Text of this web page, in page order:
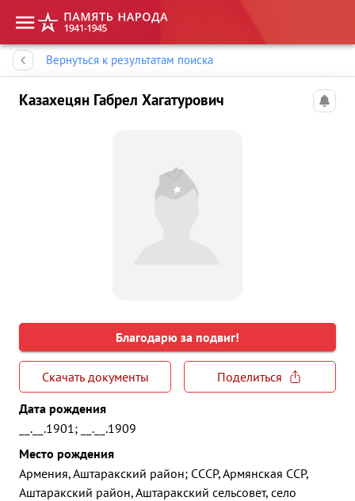
Вернуться к результатам поиска
Казахецян Габрел Хагатурович
Благодарю за подвиг!
Скачать документы
Поделиться
Дата рождения
__.__.1901; __.__.1909
Место рождения
Армения, Аштаракский район; СССР, Армянская ССР,
Аштаракский район, Аштаракский сельсовет, село
Память народа